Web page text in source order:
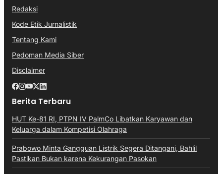
Redaksi
Kode Etik Jurnalistik
Tentang Kami
Pedoman Media Siber
Disclaimer
Berita Terbaru
HUT Ke-81 RI, PTPN IV PalmCo Libatkan Karyawan dan
Keluarga dalam Kompetisi Olahraga
Prabowo Minta Gangguan Listrik Segera Ditangani, Bahlil
Pastikan Bukan karena Kekurangan Pasokan